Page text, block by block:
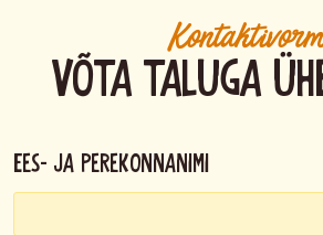
Võta taluga
Ees- ja perekonnanimi